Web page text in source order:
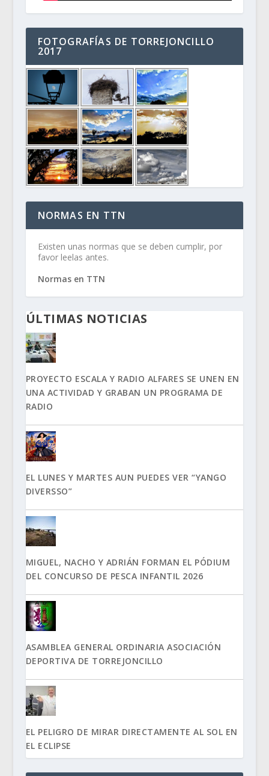
FOTOGRAFÍAS DE TORREJONCILLO
2017
NORMAS EN TTN
Existen unas normas que se deben cumplir, por
favor leelas antes.
Normas en TTN
ÚLTIMAS NOTICIAS
PROYECTO ESCALA Y RADIO ALFARES SE UNEN EN
UNA ACTIVIDAD Y GRABAN UN PROGRAMA DE
RADIO
EL LUNES Y MARTES AUN PUEDES VER “YANGO
DIVERSSO”
MIGUEL, NACHO Y ADRIÁN FORMAN EL PÓDIUM
DEL CONCURSO DE PESCA INFANTIL 2026
ASAMBLEA GENERAL ORDINARIA ASOCIACIÓN
DEPORTIVA DE TORREJONCILLO
EL PELIGRO DE MIRAR DIRECTAMENTE AL SOL EN
EL ECLIPSE